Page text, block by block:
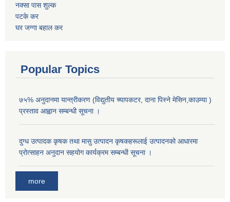
नक्सा पास शुल्क
पटके कर
घर जग्गा बहाल कर
Popular Topics
७५% अनुदानमा यान्त्रीकरण (विद्युतीय च्यापकटर, दाना पिस्ने मेसिन,काउम्या )
प्रस्ताव आह्वान सम्बन्धी सूचना ।
दुग्ध उत्पादक कृषक तथा मासु उत्पादन कृषकहरूलाई उत्पादनको आधारमा
प्रोत्साहन अनुदान सहयोग कार्यक्रम सम्बन्धी सूचना ।
more